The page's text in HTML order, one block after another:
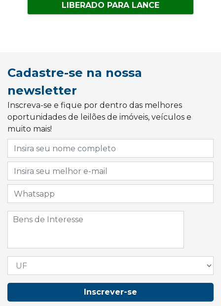
LIBERADO PARA LANCE
Cadastre-se na nossa
newsletter
Inscreva-se e fique por dentro das melhores
oportunidades de leilões de imóveis, veículos e
muito mais!
Inscrever-se